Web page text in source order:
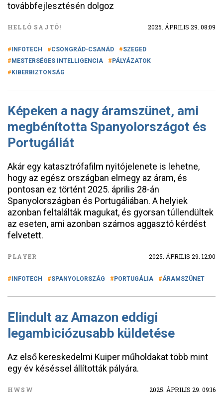
továbbfejlesztésén dolgoz
HELLÓ SAJTÓ! 2025. ÁPRILIS 29. 08:09
INFOTECH CSONGRÁD-CSANÁD
SZEGED
MESTERSÉGES INTELLIGENCIA
PÁLYÁZATOK
KIBERBIZTONSÁG
Képeken a nagy áramszünet, ami
megbénította Spanyolországot és
Portugáliát
Akár egy katasztrófafilm nyitójelenete is lehetne,
hogy az egész országban elmegy az áram, és
pontosan ez történt 2025. április 28-án
Spanyolországban és Portugáliában. A helyiek
azonban feltalálták magukat, és gyorsan túllendültek
az eseten, ami azonban számos aggasztó kérdést
felvetett.
PLAYER 2025. ÁPRILIS 29. 12:00
INFOTECH SPANYOLORSZÁG PORTUGÁLIA ÁRAMSZÜNET
Elindult az Amazon eddigi
legambiciózusabb küldetése
Az első kereskedelmi Kuiper műholdakat több mint
egy év késéssel állították pályára.
HWSW 2025. ÁPRILIS 29. 09:16